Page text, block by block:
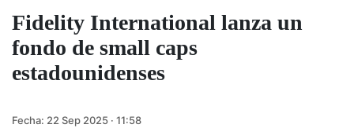
Fidelity International lanza un
fondo de small caps
estadounidenses
Fecha: 22 Sep 2025 · 11:58